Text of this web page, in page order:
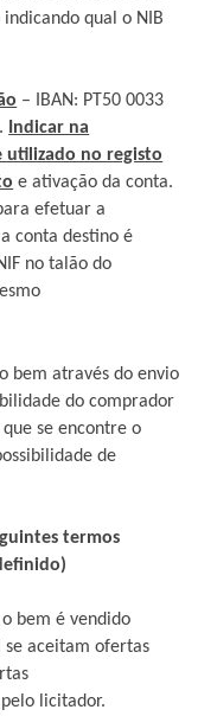
qual o NIB
– IBAN: PT50 0033
Indicar na
no registo
e ativação da conta.
efetuar a
conta destino é
no talão do
bem através do envio
do comprador
se encontre o
de
termos
bem é vendido
aceitam ofertas
licitador.